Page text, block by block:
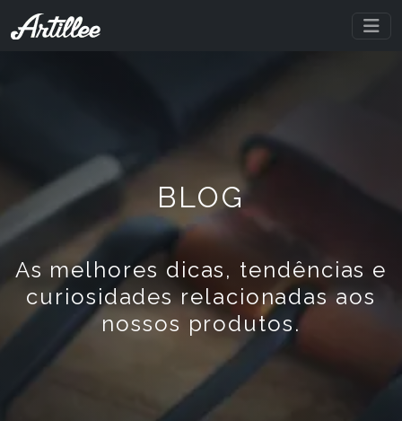
BLOG
As melhores dicas, tendências e
curiosidades relacionadas aos
nossos produtos.